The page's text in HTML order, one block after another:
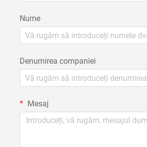
Nume
Denumirea companiei
Mesaj